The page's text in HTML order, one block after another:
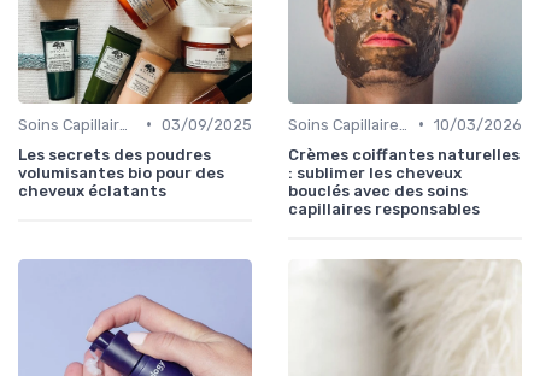
• 03/09/2025
Les secrets des poudres
volumisantes bio pour des
cheveux éclatants
• 10/03/2026
Crèmes coiffantes naturelles
: sublimer les cheveux
bouclés avec des soins
capillaires responsables